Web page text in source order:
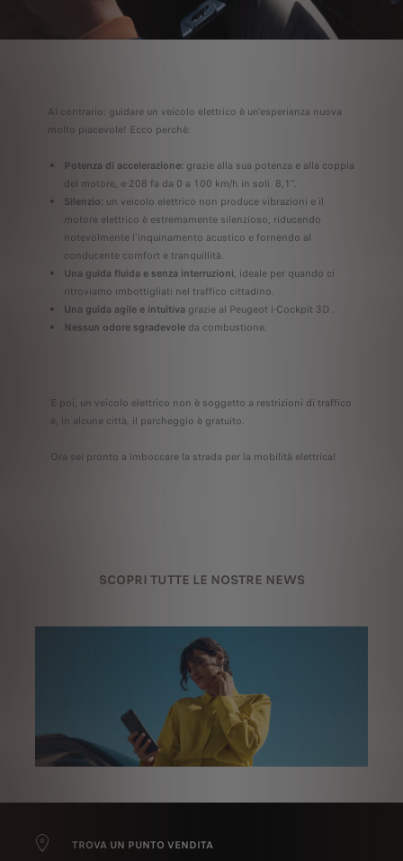
Al contrario: guidare un veicolo elettrico è un'esperienza nuova
molto piacevole! Ecco perchè:
Potenza di accelerazione: grazie alla sua potenza e alla coppia
del motore, e-208 fa da 0 a 100 km/h in soli 8,1".
Silenzio: un veicolo elettrico non produce vibrazioni e il
motore elettrico è estremamente silenzioso, riducendo
notevolmente l'inquinamento acustico e fornendo al
conducente comfort e tranquillità.
Una guida fluida e senza interruzioni, ideale per quando ci
ritroviamo imbottigliati nel traffico cittadino.
Una guida agile e intuitiva grazie al Peugeot i-Cockpit 3D .
Nessun odore sgradevole da combustione.
E poi, un veicolo elettrico non è soggetto a restrizioni di traffico
e, in alcune città, il parcheggio è gratuito.
Ora sei pronto a imboccare la strada per la mobilità elettrica!
SCOPRI TUTTE LE NOSTRE NEWS
TROVA UN PUNTO VENDITA